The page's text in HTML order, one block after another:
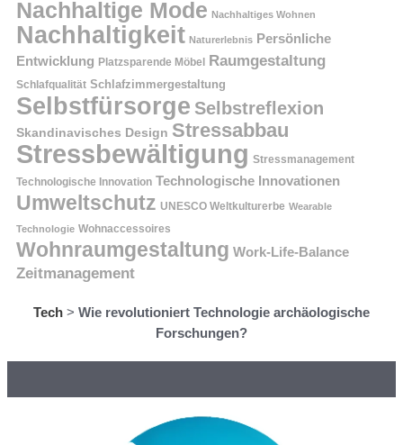
Nachhaltige Mode Nachhaltiges Wohnen
Nachhaltigkeit Naturerlebnis Persönliche
Entwicklung Platzsparende Möbel Raumgestaltung
Schlafqualität Schlafzimmergestaltung
Selbstfürsorge Selbstreflexion
Skandinavisches Design Stressabbau
Stressbewältigung Stressmanagement
Technologische Innovation Technologische Innovationen
Umweltschutz UNESCO Weltkulturerbe Wearable
Technologie Wohnaccessoires
Wohnraumgestaltung Work-Life-Balance
Zeitmanagement
Tech > Wie revolutioniert Technologie archäologische
Forschungen?